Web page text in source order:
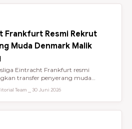
Frankfurt Resmi Rekrut
Muda Denmark Malik
Eintracht Frankfurt resmi
transfer penyerang muda
Team ⎯ 30 Juni 2026